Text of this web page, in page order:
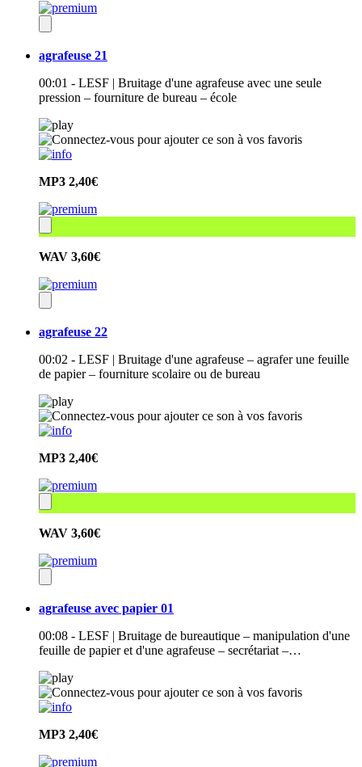
agrafeuse 21
00:01 - LESF | Bruitage d'une agrafeuse avec une seule
pression – fourniture de bureau – école
MP3 2,40€
WAV 3,60€
agrafeuse 22
00:02 - LESF | Bruitage d'une agrafeuse – agrafer une feuille
de papier – fourniture scolaire ou de bureau
MP3 2,40€
WAV 3,60€
agrafeuse avec papier 01
00:08 - LESF | Bruitage de bureautique – manipulation d'une
feuille de papier et d'une agrafeuse – secrétariat –…
MP3 2,40€